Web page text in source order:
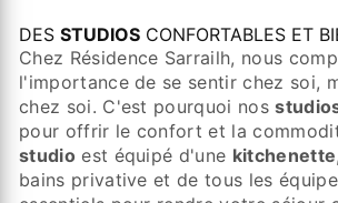
DES STUDIOS CONFORTABLES ET
Chez Résidence Sarrailh, nous
l'importance de se sentir chez soi,
chez soi. C'est pourquoi nos
pour offrir le confort et la
studioest équipé d'une kitchenette
bains privative et de tous les